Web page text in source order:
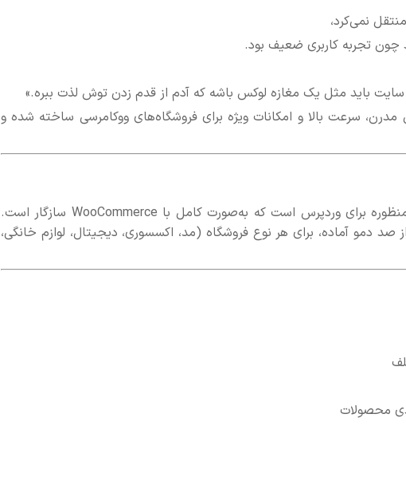
نمی‌کرد،
تجربه کاربری ضعیف بود.
باید مثل یک مغازه لوکس باشه که آدم از قدم زدن توش لذت ببره.»
مدرن، سرعت بالا و امکانات ویژه برای فروشگاه‌های ووکامرسی ساخته شده و
یک قالب فروشگاهی قدرتمند و چندمنظوره برای وردپرس است که به‌صورت کامل با WooCommerce سازگار است.
دمو آماده، برای هر نوع فروشگاه (مد، اکسسوری، دیجیتال، لوازم خانگی،
محصولات